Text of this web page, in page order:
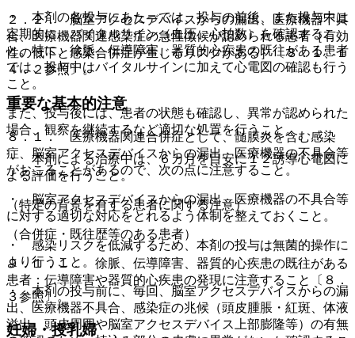
・ 本剤の各投与にあたっては、投与の前後、また投与中は
定期的に、バイタルサイン（血圧、心拍数）を確認するこ
と。特に、徐脈、伝導障害、器質的心疾患の既往がある患者
では、投与中はバイタルサインに加えて心電図の確認も行う
こと。
また、投与後には、患者の状態も確認し、異常が認められた
場合、観察を継続するなど適切な処置を行うこと。
・ 本剤による治療中は、６カ月を目安に１２誘導心電図に
よる評価を行うこと。
（特定の背景を有する患者に関する注意）
（合併症・既往歴等のある患者）
９．１．１． 徐脈、伝導障害、器質的心疾患の既往がある
患者：伝導障害や器質的心疾患の発現に注意すること〔８．
３参照〕。
妊婦・授乳婦
２．２． 脳室アクセスデバイスからの漏出、医療機器不具
合、医療機器関連感染症の急性徴候が認められる患者［有効
性の低下と感染合併症が生じるリスクがある］〔８．１、１
４．２参照〕。
重要な基本的注意
８．１． 医療機器関連合併症として、髄膜炎を含む感染
症、脳室アクセスデバイスからの漏出、医療機器の不具合等
がおこることがあるので、次の点に注意すること。
・ 脳室アクセスデバイスからの漏出、医療機器の不具合等
に対する適切な対応をとれるよう体制を整えておくこと。
・ 感染リスクを低減するため、本剤の投与は無菌的操作に
より行うこと。
・ 本剤の投与前に、毎回、脳室アクセスデバイスからの漏
出、医療機器不具合、感染症の兆候（頭皮腫脹・紅斑、体液
溢出、頭皮周囲や脳室アクセスデバイス上部膨隆等）の有無